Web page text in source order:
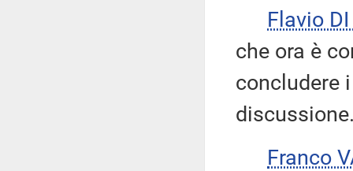
Flavio
che ora è
concludere
Franco